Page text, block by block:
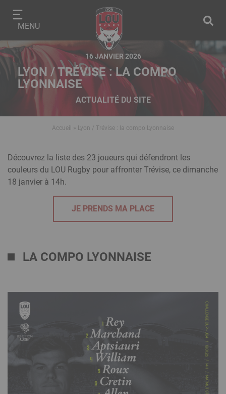
contenu
principal
MENU
16 JANVIER 2026
LYON / TRÉVISE : LA COMPO
LYONNAISE
ACTUALITÉ DU SITE
Fil
Accueil Lyon / Trévise : la compo Lyonnaise
Modules
éditoriaux
Texte
riche
Découvrez la liste des 23 joueurs qui défendront les
couleurs du LOU Rugby pour affronter Trévise, ce dimanche
18 janvier à 14h.
JE PRENDS MA PLACE
LA COMPO LYONNAISE
Panneau de gestion des cookies